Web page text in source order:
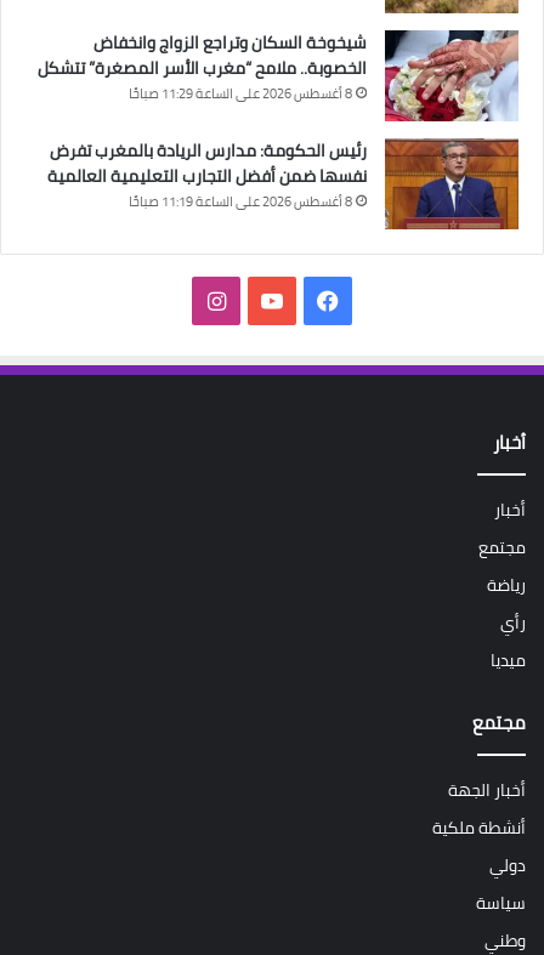
شيخوخة السكان وتراجع الزواج وانخفاض
الخصوبة.. ملامح “مغرب الأسر المصغرة” تتشكل
8 أغسطس 2026 على الساعة 11:29 صباحًا
رئيس الحكومة: مدارس الريادة بالمغرب تفرض
نفسها ضمن أفضل التجارب التعليمية العالمية
8 أغسطس 2026 على الساعة 11:19 صباحًا
فيسبوك‫YouTubeانستقرام
أخبار
أخبار
مجتمع
رياضة
رأي
ميديا
مجتمع
أخبار الجهة
أنشطة ملكية
دولي
سياسة
وطني